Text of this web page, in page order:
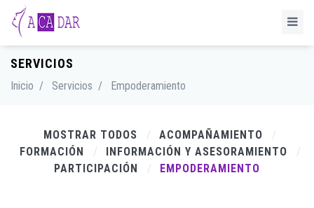
SERVICIOS
Inicio / Servicios / Empoderamiento
MOSTRAR TODOS
ACOMPAÑAMIENTO
FORMACIÓN
INFORMACIÓN Y ASESORAMIENTO
PARTICIPACIÓN
EMPODERAMIENTO